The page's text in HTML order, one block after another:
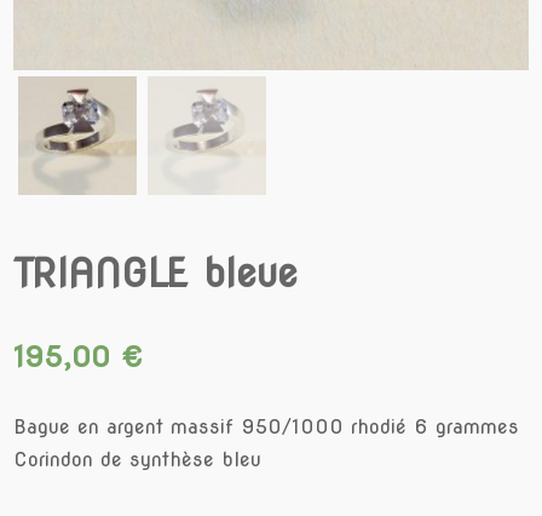
TRIANGLE bleue
195,00 €
Bague en argent massif 950/1000 rhodié 6 grammes
Corindon de synthèse bleu